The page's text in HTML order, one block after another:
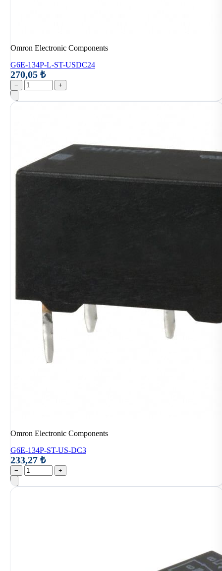
Omron Electronic Components
G6E-134P-L-ST-USDC24
270,05 ₺
− +
Omron Electronic Components
G6E-134P-ST-US-DC3
233,27 ₺
− +